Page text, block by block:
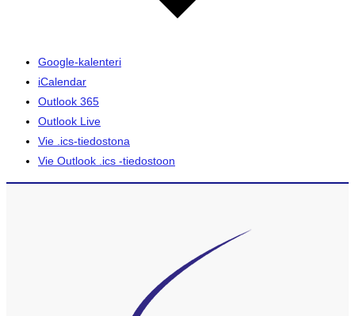
Google-kalenteri
iCalendar
Outlook 365
Outlook Live
Vie .ics-tiedostona
Vie Outlook .ics -tiedostoon